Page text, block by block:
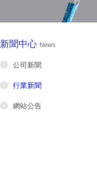
新聞中心 News
公司新聞
行業新聞
網站公告